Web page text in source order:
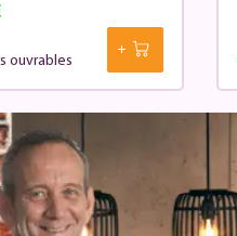
ouvrables